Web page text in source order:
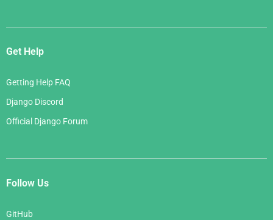
Get Help
Getting Help FAQ
Django Discord
Official Django Forum
Follow Us
GitHub